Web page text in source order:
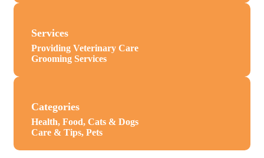
Services
Providing Veterinary Care
Grooming Services
Categories
Health, Food, Cats & Dogs
Care & Tips, Pets